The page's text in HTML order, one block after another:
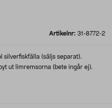
Artikelnr: 31-8772-2
silverfiskfälla (säljs separat).
ut limremsorna (bete ingår ej).